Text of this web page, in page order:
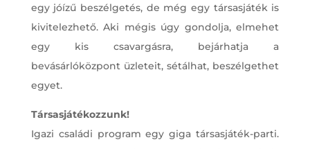
egy jóízű beszélgetés, de még egy társasjáték is
kivitelezhető. Aki mégis úgy gondolja, elmehet
egy kis csavargásra, bejárhatja a
bevásárlóközpont üzleteit, sétálhat, beszélgethet
egyet.
Társasjátékozzunk!
Igazi családi program egy giga társasjáték-parti.